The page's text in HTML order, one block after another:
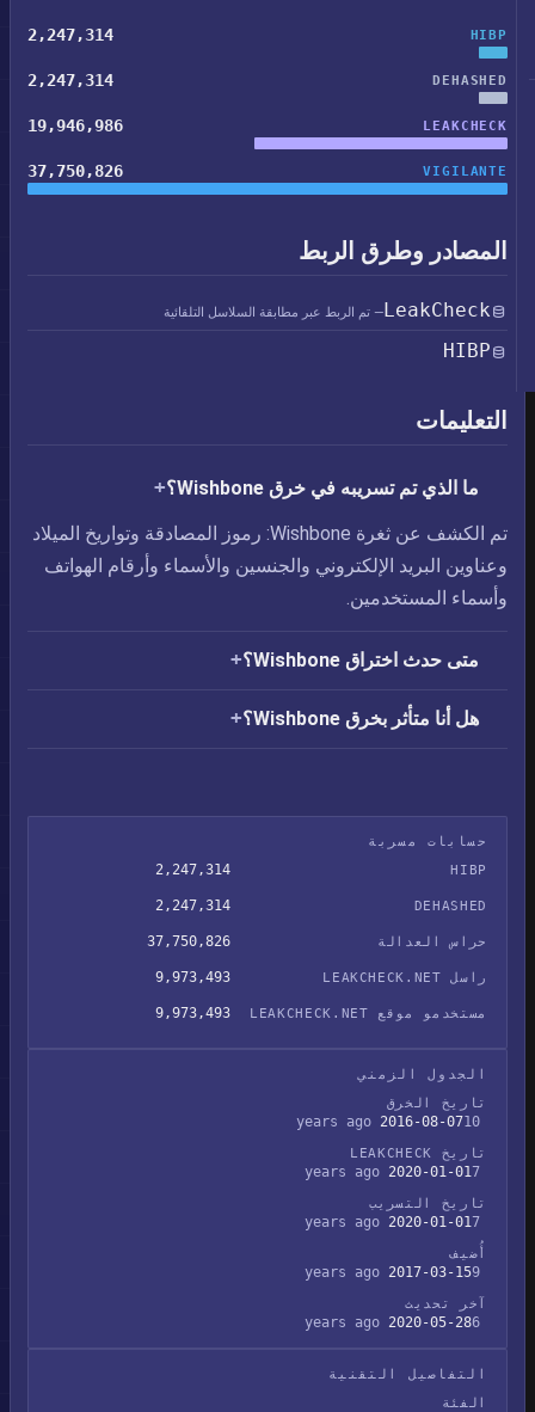
HIBP
2,247,314
DEHASHED
2,247,314
LEAKCHECK
19,946,986
VIGILANTE
37,750,826
المصادر وطرق الربط
LeakCheck— تم الربط عبر مطابقة السلاسل التلقائية
HIBP
التعليمات
ما الذي تم تسريبه في خرق Wishbone؟
تم الكشف عن ثغرة Wishbone: رموز المصادقة وتواريخ الميلاد
وعناوين البريد الإلكتروني والجنسين والأسماء وأرقام الهواتف
وأسماء المستخدمين.
متى حدث اختراق Wishbone؟
هل أنا متأثر بخرق Wishbone؟
حسابات مسربة
HIBP
2,247,314
DEHASHED
2,247,314
حراس العدالة 37,750,826
راسل LEAKCHECK.NET 9,973,493
مستخدمو موقع LEAKCHECK.NET 9,973,493
الجدول الزمني
تاريخ الخرق
2016-08-07
تاريخ LEAKCHECK
2020-01-01
تاريخ التسريب
2020-01-01
أُضيف
2017-03-15
آخر تحديث
2020-05-28
التفاصيل التقنية
الفئة